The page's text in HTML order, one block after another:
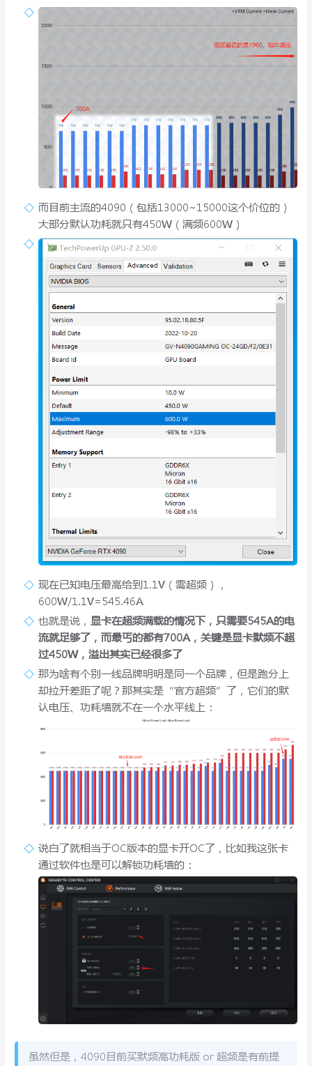
而目前主流的4090（包括13000~15000这个价位的）
大部分默认功耗就只有450W（满频600W）
现在已知电压最高给到1.1V（需超频），
600W/1.1V=545.46A
也就是说， 显卡在超频满载的情况下，只需要545A的电
流就足够了，而最丐的都有700A，关键是显卡默频不超
过450W，溢出其实已经很多了
那为啥有个别一线品牌明明是同一个品牌，但是跑分上
却拉开差距了呢？那其实是“官方超频”了，它们的默
认电压、功耗墙就不在一个水平线上：
说白了就相当于OC版本的显卡开OC了，比如我这张卡
通过软件也是可以解锁功耗墙的：
虽然但是，4090目前买默频高功耗版 or 超频是有前提